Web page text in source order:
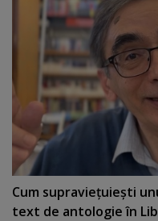
Cum supravieţuieşti
text de antologie în